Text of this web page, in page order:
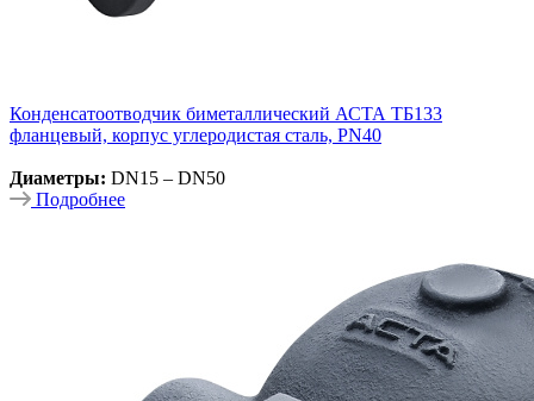
Конденсатоотводчик биметаллический АСТА ТБ133
фланцевый, корпус углеродистая сталь, PN40
Диаметры: DN15 – DN50
Подробнее